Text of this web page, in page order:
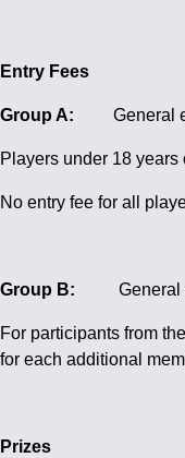
Entry Fees
Group A: General
Players under 18 years
No entry fee for all
Group B: General
For participants from
for each additional
Prizes